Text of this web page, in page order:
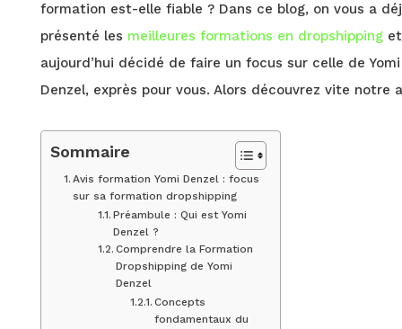
formation est-elle fiable ? Dans ce blog, on vous a
présenté les meilleures formations en dropshippinget
aujourd’hui décidé de faire un focus sur celle de Yomi
Denzel, exprès pour vous. Alors découvrez vite notre
Sommaire
Avis formation Yomi Denzel : focus
sur sa formation dropshipping
Préambule : Qui est Yomi
Denzel ?
Comprendre la Formation
Dropshipping de Yomi
Denzel
Concepts
fondamentaux du